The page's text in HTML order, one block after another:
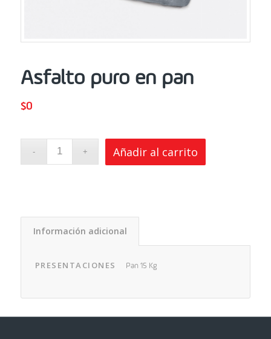
Asfalto puro en pan
$0
Añadir al carrito
Información adicional
PRESENTACIONES Pan 15 Kg